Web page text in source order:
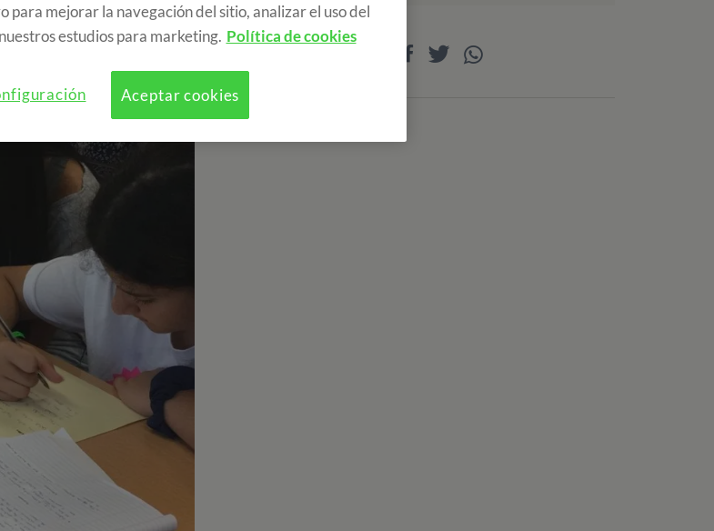
para mejorar la navegación del sitio, analizar el uso del
estudios para marketing. Política de cookies
Aceptar cookies